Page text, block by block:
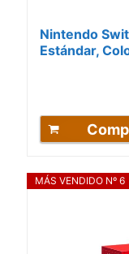
Nintendo
Estándar,
MÁS VENDIDO Nº 6